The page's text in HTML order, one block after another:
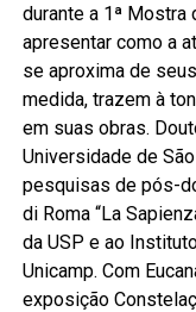
durante a 1ª Mostra
apresentar como a
se aproxima de
medida, trazem à
em suas obras.
Universidade de
pesquisas de pós-
di Roma “La
da USP e ao
Unicamp. Com
exposição